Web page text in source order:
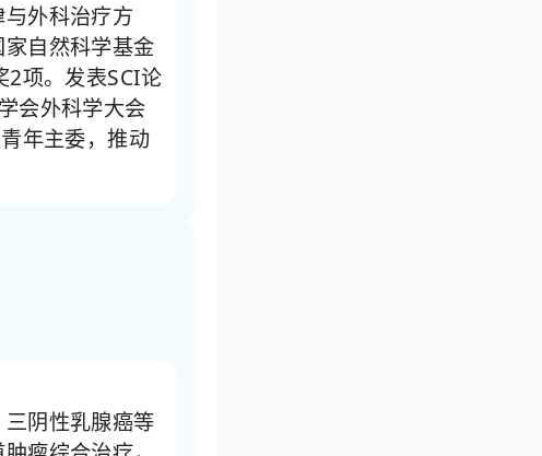
外科治疗方
自然科学基金
2项。发表SCI论
会外科学大会
年主委，推动
阴性乳腺癌等